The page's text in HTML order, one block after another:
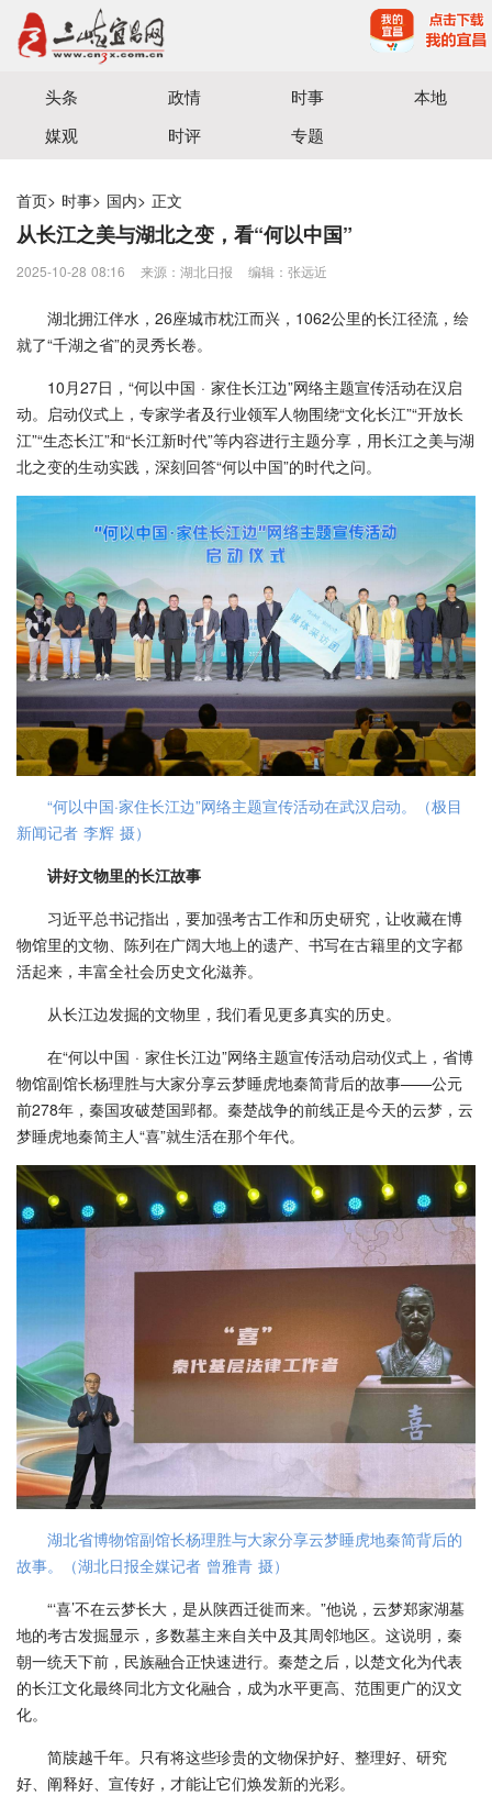
宜昌三峡融媒体中心主办
头条 政情 时事
本地
媒观
时评 专题
首页> 时事> 国内> 正文
从长江之美与湖北之变，看“何以中国”
2025-10-28 08:16 来源：湖北日报 编辑：张远近
湖北拥江伴水，26座城市枕江而兴，1062公里的长江径流，绘
就了“千湖之省”的灵秀长卷。
10月27日，“何以中国 · 家住长江边”网络主题宣传活动在汉启
动。启动仪式上，专家学者及行业领军人物围绕“文化长江”“开放长
江”“生态长江”和“长江新时代”等内容进行主题分享，用长江之美与湖
北之变的生动实践，深刻回答“何以中国”的时代之问。
“何以中国·家住长江边”网络主题宣传活动在武汉启动。（极目
新闻记者 李辉 摄）
讲好文物里的长江故事
习近平总书记指出，要加强考古工作和历史研究，让收藏在博
物馆里的文物、陈列在广阔大地上的遗产、书写在古籍里的文字都
活起来，丰富全社会历史文化滋养。
从长江边发掘的文物里，我们看见更多真实的历史。
在“何以中国 · 家住长江边”网络主题宣传活动启动仪式上，省博
物馆副馆长杨理胜与大家分享云梦睡虎地秦简背后的故事——公元
前278年，秦国攻破楚国郢都。秦楚战争的前线正是今天的云梦，云
梦睡虎地秦简主人“喜”就生活在那个年代。
湖北省博物馆副馆长杨理胜与大家分享云梦睡虎地秦简背后的
故事。（湖北日报全媒记者 曾雅青 摄）
“‘喜’不在云梦长大，是从陕西迁徙而来。”他说，云梦郑家湖墓
地的考古发掘显示，多数墓主来自关中及其周邻地区。这说明，秦
朝一统天下前，民族融合正快速进行。秦楚之后，以楚文化为代表
的长江文化最终同北方文化融合，成为水平更高、范围更广的汉文
化。
简牍越千年。只有将这些珍贵的文物保护好、整理好、研究
好、阐释好、宣传好，才能让它们焕发新的光彩。